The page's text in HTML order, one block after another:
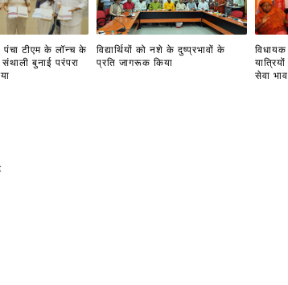
पंचा टीएम के लॉन्च के
बुनाई परंपरा
विद्यार्थियों को नशे के दुष्प्रभावों के
प्रति जागरूक किया
सेवा